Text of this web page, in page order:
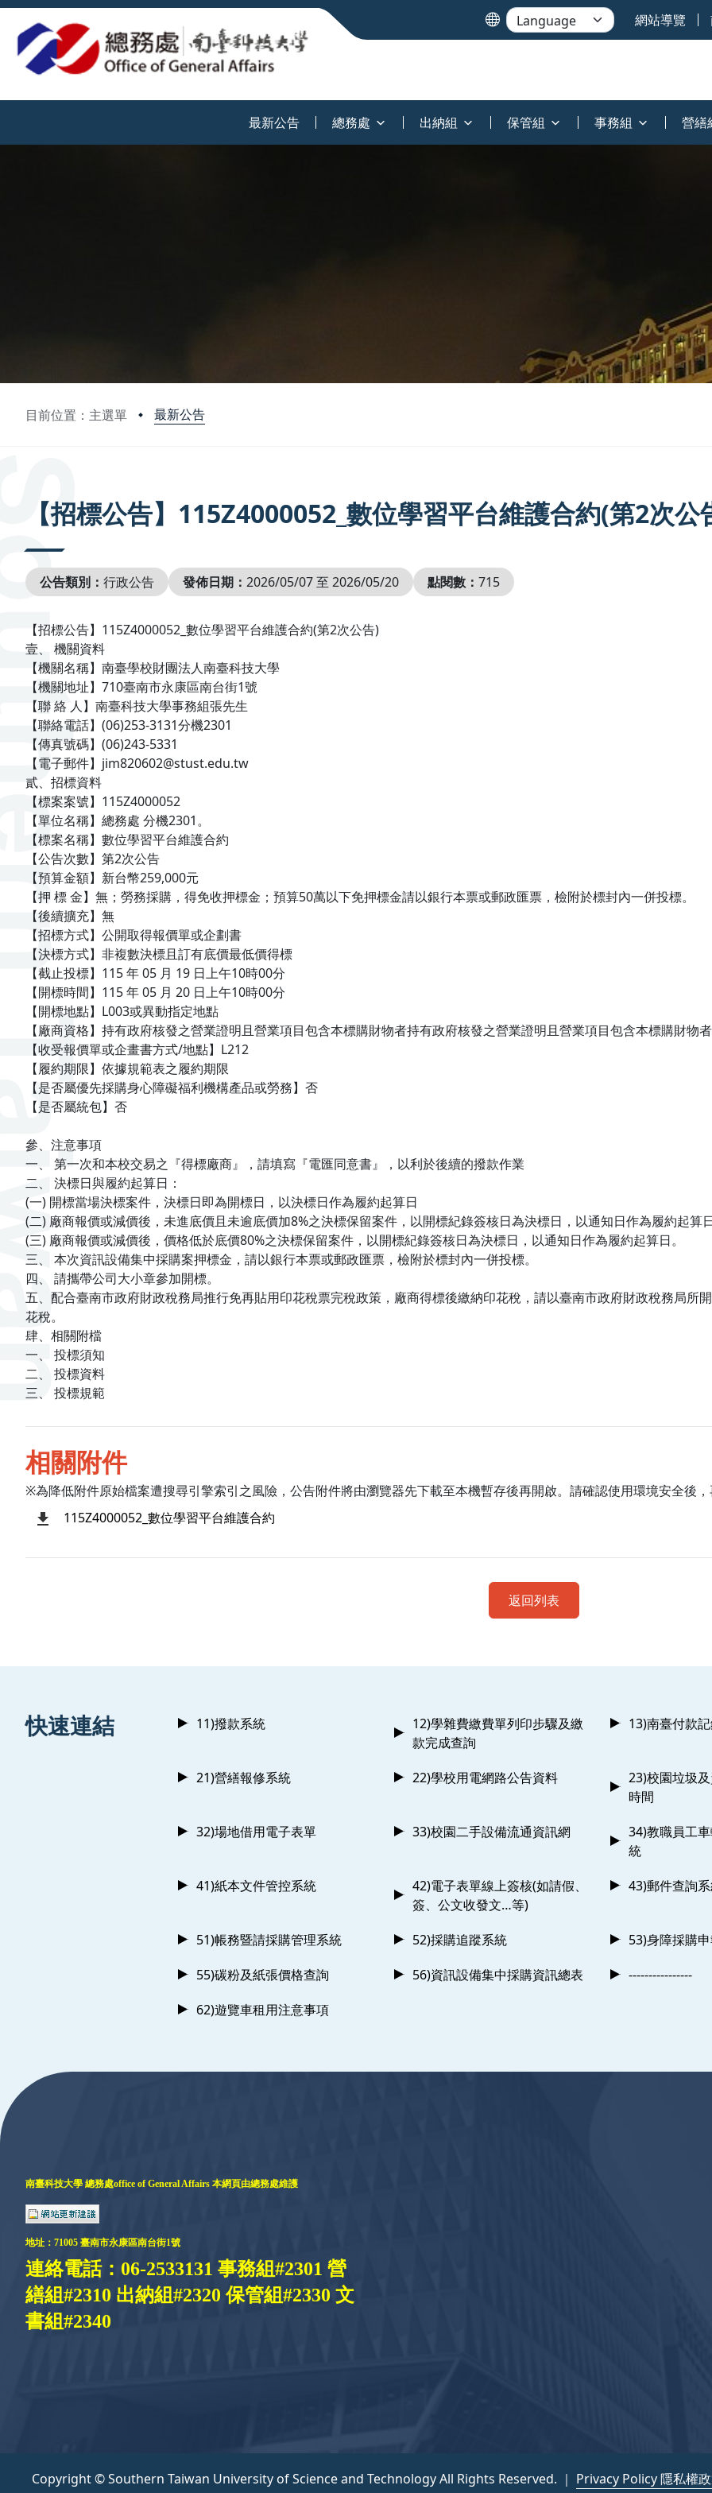
網站導覽
最新公告 總務處 出納組 保管組 事務組 營繕
目前位置：主選單 最新公告
【招標公告】115Z4000052_數位學習平台維護合約(第2次公
公告類別： 行政公告 發佈日期： 2026/05/07 至 2026/05/20 點閱數： 715
【招標公告】115Z4000052_數位學習平台維護合約(第2次公告)
壹、 機關資料
【機關名稱】南臺學校財團法人南臺科技大學
【機關地址】710臺南市永康區南台街1號
【聯 絡 人】南臺科技大學事務組張先生
【聯絡電話】(06)253-3131分機2301
【傳真號碼】(06)243-5331
【電子郵件】jim820602@stust.edu.tw
貳、招標資料
【標案案號】115Z4000052
【單位名稱】總務處 分機2301。
【標案名稱】數位學習平台維護合約
【公告次數】第2次公告
【預算金額】新台幣259,000元
【押 標 金】無；勞務採購，得免收押標金；預算50萬以下免押標金請以銀行本票或郵政匯票，檢附於標封內一併投標。
【後續擴充】無
【招標方式】公開取得報價單或企劃書
【決標方式】非複數決標且訂有底價最低價得標
【截止投標】115 年 05 月 19 日上午10時00分
【開標時間】115 年 05 月 20 日上午10時00分
【開標地點】L003或異動指定地點
【廠商資格】持有政府核發之營業證明且營業項目包含本標購財物者持有政府核發之營業證明且營業項目包含本標購財物
【收受報價單或企畫書方式/地點】L212
【履約期限】依據規範表之履約期限
【是否屬優先採購身心障礙福利機構產品或勞務】否
【是否屬統包】否
參、注意事項
一、 第一次和本校交易之『得標廠商』，請填寫『電匯同意書』，以利於後續的撥款作業
二、 決標日與履約起算日：
(一) 開標當場決標案件，決標日即為開標日，以決標日作為履約起算日
(二) 廠商報價或減價後，未進底價且未逾底價加8%之決標保留案件，以開標紀錄簽核日為決標日，以通知日作為履約起算
(三) 廠商報價或減價後，價格低於底價80%之決標保留案件，以開標紀錄簽核日為決標日，以通知日作為履約起算日。
三、 本次資訊設備集中採購案押標金，請以銀行本票或郵政匯票，檢附於標封內一併投標。
四、 請攜帶公司大小章參加開標。
五、配合臺南市政府財政稅務局推行免再貼用印花稅票完稅政策，廠商得標後繳納印花稅，請以臺南市政府財政稅務局所
花稅。
肆、相關附檔
一、 投標須知
二、 投標資料
三、 投標規範
相關附件
※為降低附件原始檔案遭搜尋引擎索引之風險，公告附件將由瀏覽器先下載至本機暫存後再開啟。請確認使用環境安全後
115Z4000052_數位學習平台維護合約
返回列表
快速連結 11)撥款系統
12)學雜費繳費單列印步驟及繳
款完成查詢
13)南臺付款
21)營繕報修系統 22)學校用電網路公告資料
23)校園垃圾
時間
32)場地借用電子表單
33)校園二手設備流通資訊網
34)教職員工
統
41)紙本文件管控系統
42)電子表單線上簽核(如請假、
簽、公文收發文…等)
43)郵件查詢
51)帳務暨請採購管理系統 52)採購追蹤系統
53)身障採購
55)碳粉及紙張價格查詢
56)資訊設備集中採購資訊總表
----------------
62)遊覽車租用注意事項
南臺科技大學 總務處office of General Affairs 本網頁由總務處維護
地址： 71005 臺南市永康區南台街1號
連絡電話：06-2533131 事務組#2301 營
繕組#2310 出納組#2320 保管組#2330 文
書組#2340
Copyright © Southern Taiwan University of Science and Technology All Rights Reserved. ｜ Privacy Policy 隱私權